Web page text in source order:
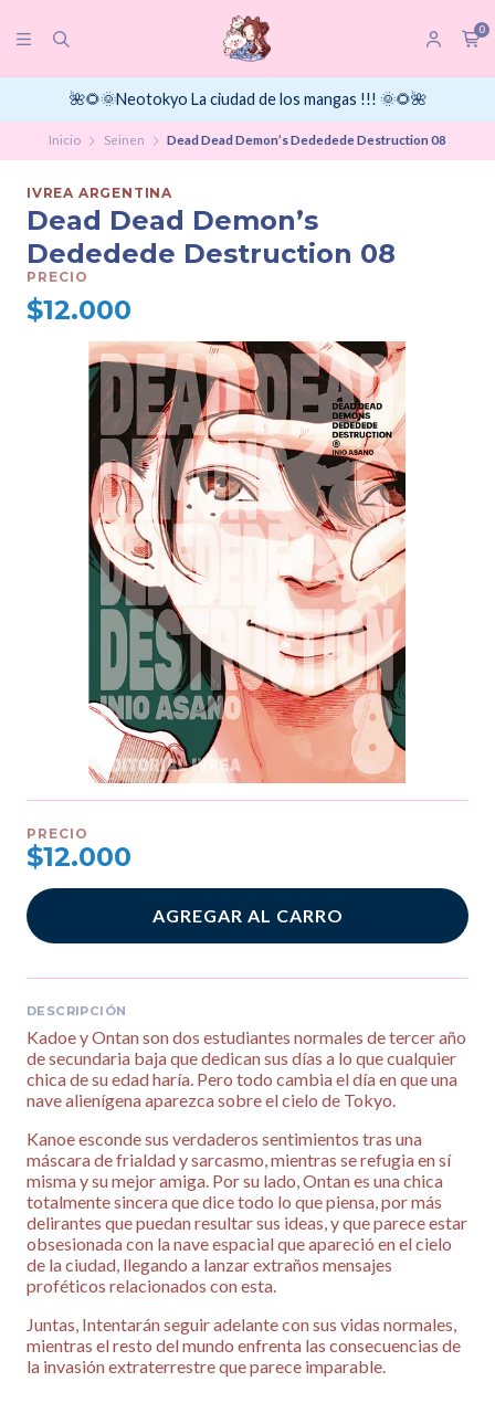
0
🌺🌻🌞Neotokyo La ciudad de los mangas !!! 🌞🌻🌺
Inicio Seinen Dead Dead Demon’s Dededede Destruction 08
IVREA ARGENTINA
Dead Dead Demon’s
Dededede Destruction 08
PRECIO
$12.000
PRECIO
$12.000
AGREGAR AL CARRO
DESCRIPCIÓN
Kadoe y Ontan son dos estudiantes normales de tercer año
de secundaria baja que dedican sus días a lo que cualquier
chica de su edad haría. Pero todo cambia el día en que una
nave alienígena aparezca sobre el cielo de Tokyo.
Kanoe esconde sus verdaderos sentimientos tras una
máscara de frialdad y sarcasmo, mientras se refugia en sí
misma y su mejor amiga. Por su lado, Ontan es una chica
totalmente sincera que dice todo lo que piensa, por más
delirantes que puedan resultar sus ideas, y que parece estar
obsesionada con la nave espacial que apareció en el cielo
de la ciudad, llegando a lanzar extraños mensajes
proféticos relacionados con esta.
Juntas, Intentarán seguir adelante con sus vidas normales,
mientras el resto del mundo enfrenta las consecuencias de
la invasión extraterrestre que parece imparable.